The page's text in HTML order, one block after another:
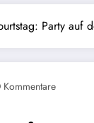
Party auf
Kommentare